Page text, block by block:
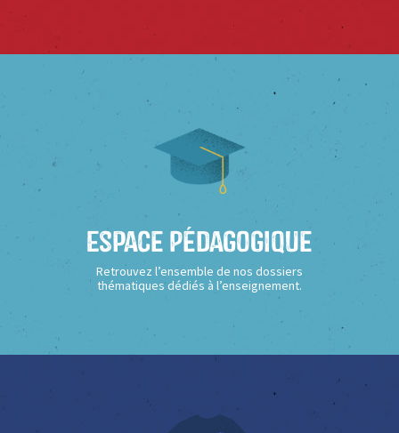
Espace Pédagogique
Retrouvez l’ensemble de nos dossiers
thématiques dédiés à l’enseignement.